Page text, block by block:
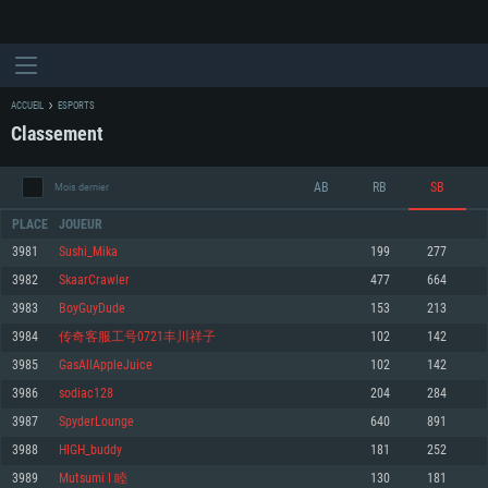
CONFIGURATION SYSTÈME REQUISE
Minimum
OS: Windows 10 (64 bit)
Processeur: Dual-Core 2.2 GHz
Minimum
OS: Mac OS Big Sur 11.0 ou plus récent
Processeur: Core i5, minimum 2.2GHz (Les processeurs Intel Xeon ne sont
Minimum
OS: Les configurations Linux 64 bits les plus modernes
Processeur: Dual-Core 2.4 GHz
ACCUEIL ESPORTS
Classement
Mois dernier AB RB SB
PLACE JOUEUR
3981 Sushi_Mika 199 277
3982 SkaarCrawler 477 664
3983 BoyGuyDude 153 213
3984 传奇客服工号0721丰川祥子 102 142
3985 GasAllAppleJuice 102 142
3986 sodiac128 204 284
3987 SpyderLounge 640 891
3988 HIGH_buddy 181 252
3989 Mutsumi I 睦 130 181